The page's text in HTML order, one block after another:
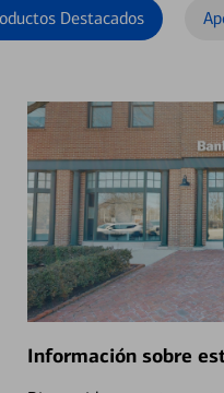
Destacados
Información sobre